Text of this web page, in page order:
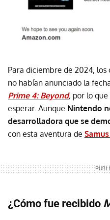
Para diciembre de 2024,
no habían anunciado la
Prime 4: Beyond, por lo que
esperar. Aunque Nintendo
desarrolladora que se
con esta aventura de
¿Cómo fue recibido